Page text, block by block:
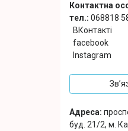
Контактна
тел.: 068818
ВКонтакті
facebook
Instagram
Адреса:
буд. 21/2, м.